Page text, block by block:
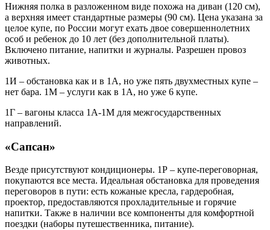
Нижняя полка в разложенном виде похожа на диван (120 см),
а верхняя имеет стандартные размеры (90 см). Цена указана за
целое купе, по России могут ехать двое совершеннолетних
особ и ребенок до 10 лет (без дополнительной платы).
Включено питание, напитки и журналы. Разрешен провоз
животных.
1И – обстановка как и в 1А, но уже пять двухместных купе –
нет бара. 1М – услуги как в 1А, но уже 6 купе.
1Г – вагоны класса 1А-1М для межгосударственных
направлений.
«Сапсан»
Везде присутствуют кондиционеры. 1Р – купе-переговорная,
покупаются все места. Идеальная обстановка для проведения
переговоров в пути: есть кожаные кресла, гардеробная,
проектор, предоставляются прохладительные и горячие
напитки. Также в наличии все компоненты для комфортной
поездки (наборы путешественника, питание).